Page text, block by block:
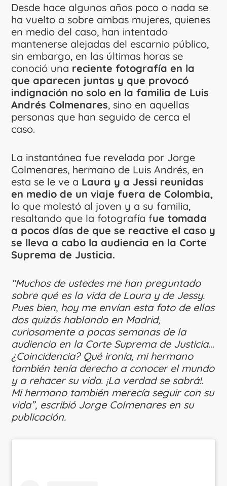
Desde hace algunos años poco o nada se
ha vuelto a sobre ambas mujeres, quienes
en medio del caso, han intentado
mantenerse alejadas del escarnio público,
sin embargo, en las últimas horas se
conoció una reciente fotografía en la
que aparecen juntas y que provocó
indignación no solo en la familia de Luis
Andrés Colmenares, sino en aquellas
personas que han seguido de cerca el
caso.
La instantánea fue revelada por Jorge
Colmenares, hermano de Luis Andrés, en
esta se le ve a Laura y a Jessi reunidas
en medio de un viaje fuera de Colombia,
lo que molestó al joven y a su familia,
resaltando que la fotografía fue tomada
a pocos días de que se reactive el caso y
se lleva a cabo la audiencia en la Corte
Suprema de Justicia.
“Muchos de ustedes me han preguntado
sobre qué es la vida de Laura y de Jessy.
Pues bien, hoy me envían esta foto de ellas
dos quizás hablando en Madrid,
curiosamente a pocas semanas de la
audiencia en la Corte Suprema de Justicia…
¿Coincidencia? Qué ironía, mi hermano
también tenía derecho a conocer el mundo
y a rehacer su vida. ¡La verdad se sabrá!.
Mi hermano también merecía seguir con su
vida”, escribió Jorge Colmenares en su
publicación.